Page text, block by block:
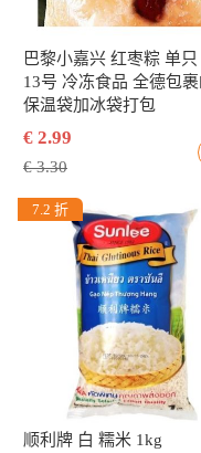
巴黎小嘉兴 红枣粽 单只
13号 冷冻食品 全德包
保温袋加冰袋打包
€ 2.99
€ 3.30
7.2 折
顺利牌 白 糯米 1kg